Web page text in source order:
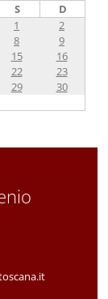
S
D
1
2
8
9
15
16
22
23
29
30